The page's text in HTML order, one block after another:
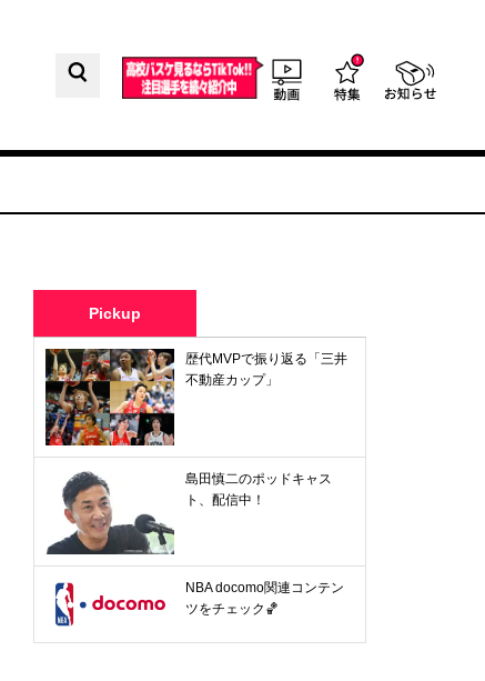
第25節
3.11〜
第26節 第27節 第28節
Pickup
歴代MVPで振り返る「三井
不動産カップ」
島田慎二のポッドキャス
ト、配信中！
NBA docomo関連コンテン
ツをチェック🏀